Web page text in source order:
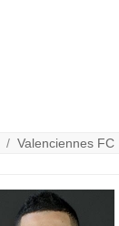
/Valenciennes FC